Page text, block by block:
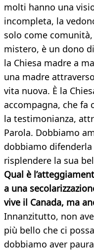
molti hanno una
incompleta, la
solo come
mistero, è un dono
la Chiesa madre a
una madre
vita nuova. È la
accompagna, che fa
la testimonianza,
Parola. Dobbiamo
dobbiamo
risplendere la sua
Qual è
a una
vive il Canada, ma
Innanzitutto, non
più bello che ci
dobbiamo aver